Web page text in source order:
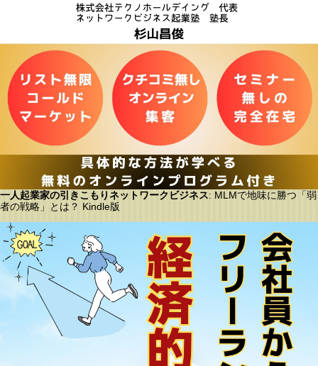
一人起業家の引きこもりネットワークビジネス: MLMで地味に勝つ「弱
者の戦略」とは？ Kindle版